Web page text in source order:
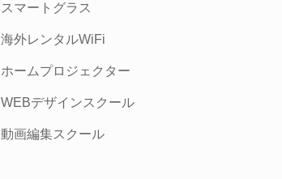
スマートグラス
海外レンタルWiFi
ホームプロジェクター
WEBデザインスクール
動画編集スクール